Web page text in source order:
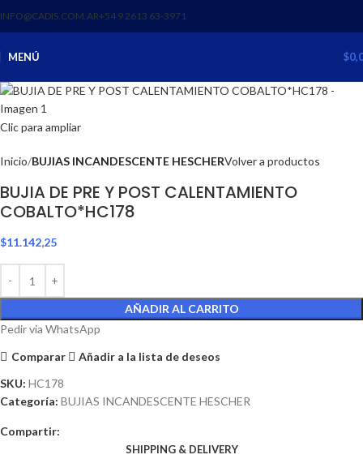
INFO@CADIS.COM.AR‪+54 9 2613 63‑3971‬
MENÚ $
Clic para ampliar
Inicio BUJIAS INCANDESCENTE HESCHERVolver a productos
BUJIA DE PRE Y POST CALENTAMIENTO
COBALTO*HC178
$11.142,25
AÑADIR AL CARRITO
Pedir via WhatsApp
Comparar
Añadir a la lista de deseos
SKU: HC178
Categoría: BUJIAS INCANDESCENTE HESCHER
Compartir:
SHIPPING & DELIVERY